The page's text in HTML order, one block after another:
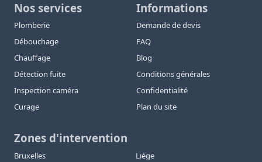
Nos services
Plomberie
Débouchage
Chauffage
Détection fuite
Inspection caméra
Curage
Informations
Demande de devis
FAQ
Blog
Conditions générales
Confidentialité
Plan du site
Zones d'intervention
Bruxelles
Liège